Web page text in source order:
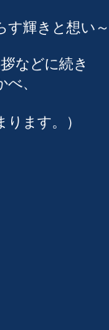
輝きと想い～
などに続き
、
ます。）